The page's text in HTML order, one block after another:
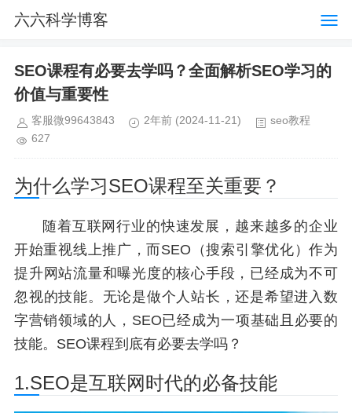
六六科学博客
SEO课程有必要去学吗？全面解析SEO学习的
价值与重要性
客服微99643843 2年前 (2024-11-21)
seo教程
627
为什么学习SEO课程至关重要？
随着互联网行业的快速发展，越来越多的企业
开始重视线上推广，而SEO（搜索引擎优化）作为
提升网站流量和曝光度的核心手段，已经成为不可
忽视的技能。无论是做个人站长，还是希望进入数
字营销领域的人，SEO已经成为一项基础且必要的
技能。SEO课程到底有必要去学吗？
1.SEO是互联网时代的必备技能